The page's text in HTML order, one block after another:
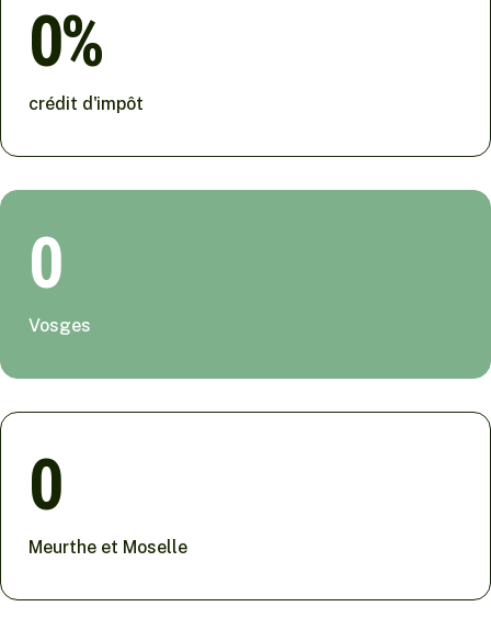
0
crédit d'impôt
0
Vosges
0
Meurthe et Moselle